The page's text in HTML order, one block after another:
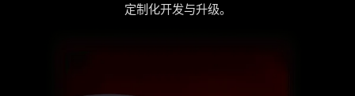
定制化开发与升级。